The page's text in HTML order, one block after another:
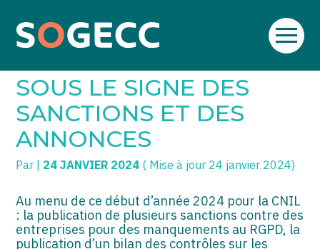
Aller
SOGECC – Coignières
SOGECC – Noisy
SOGECC – République
SOGECC – Turbigo
TPE/PME
COMMERÇANTS
GROUPE
SCI / LMNP
PROFESSIONS LIBÉRALES
HOLDING
PARTICULIERS
Créer et reprendre une activité
Gérer votre quotidien
Piloter votre entreprise
Développer votre entreprise
Construire votre patrimoine
Être prêt pour la facturation
électronique
SOUS LE SIGNE DES
SANCTIONS ET DES
ANNONCES
Par 24 JANVIER 2024 ( Mise à jour 24 janvier 2024)
Au menu de ce début d’année 2024 pour la CNIL
: la publication de plusieurs sanctions contre des
entreprises pour des manquements au RGPD, la
publication d’un bilan des contrôles sur les